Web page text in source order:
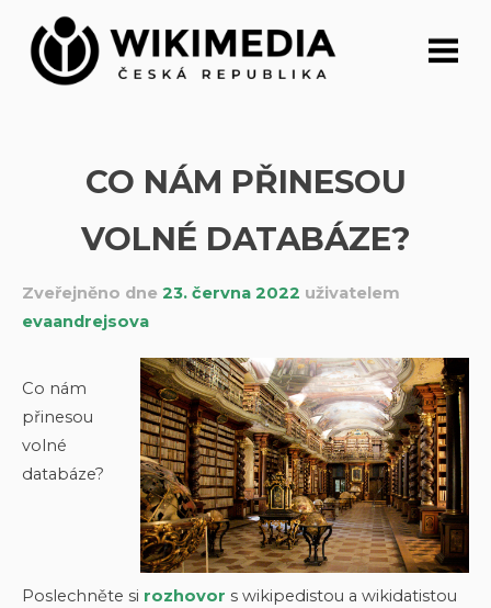
Přeskočit
obsah
CO NÁM PŘINESOU
VOLNÉ DATABÁZE?
Zveřejněno dne 23. června 2022 uživatelem
evaandrejsova
Co nám
přinesou
volné
databáze?
Poslechněte si rozhovor s wikipedistou a wikidatistou